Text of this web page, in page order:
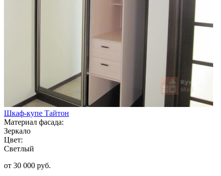
Шкаф-купе Тайтон
Материал фасада:
Зеркало
Цвет:
Светлый
от 30 000 руб.